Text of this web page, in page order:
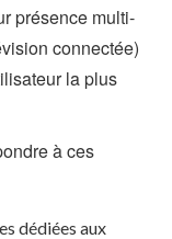
présence multi-
connectée)
la plus
à ces
dédiées aux